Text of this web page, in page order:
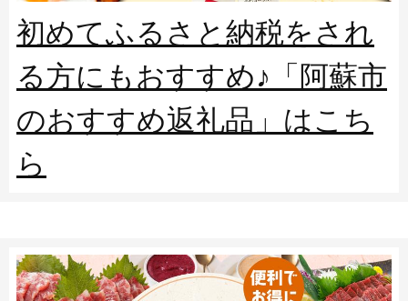
初めてふるさと納税をされ
る方にもおすすめ♪「阿蘇市
のおすすめ返礼品」はこち
ら